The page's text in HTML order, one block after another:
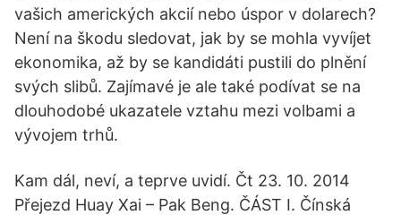
vašich amerických akcií nebo úspor v dolarech?
Není na škodu sledovat, jak by se mohla vyvíjet
ekonomika, až by se kandidáti pustili do plnění
svých slibů. Zajímavé je ale také podívat se na
dlouhodobé ukazatele vztahu mezi volbami a
vývojem trhů.
Kam dál, neví, a teprve uvidí. Čt 23. 10. 2014
Přejezd Huay Xai – Pak Beng. ČÁST I. Čínská